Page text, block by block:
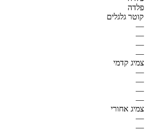
פלדה
קוטר גלגלים
—
—
—
—
צמיג קדמי
—
—
—
—
צמיג אחורי
—
—